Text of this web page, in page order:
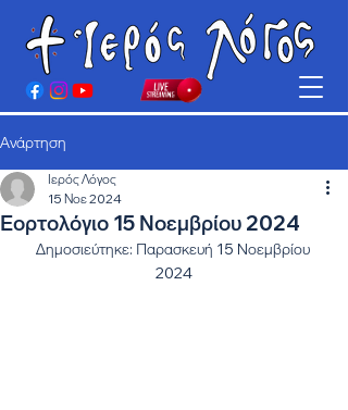
Ανάρτηση
Εορτολόγιο 15 Νοεμβρίου 2024
Ιερός Λόγος
15 Νοε 2024
Δημοσιεύτηκε: Παρασκευή 15 Νοεμβρίου
2024